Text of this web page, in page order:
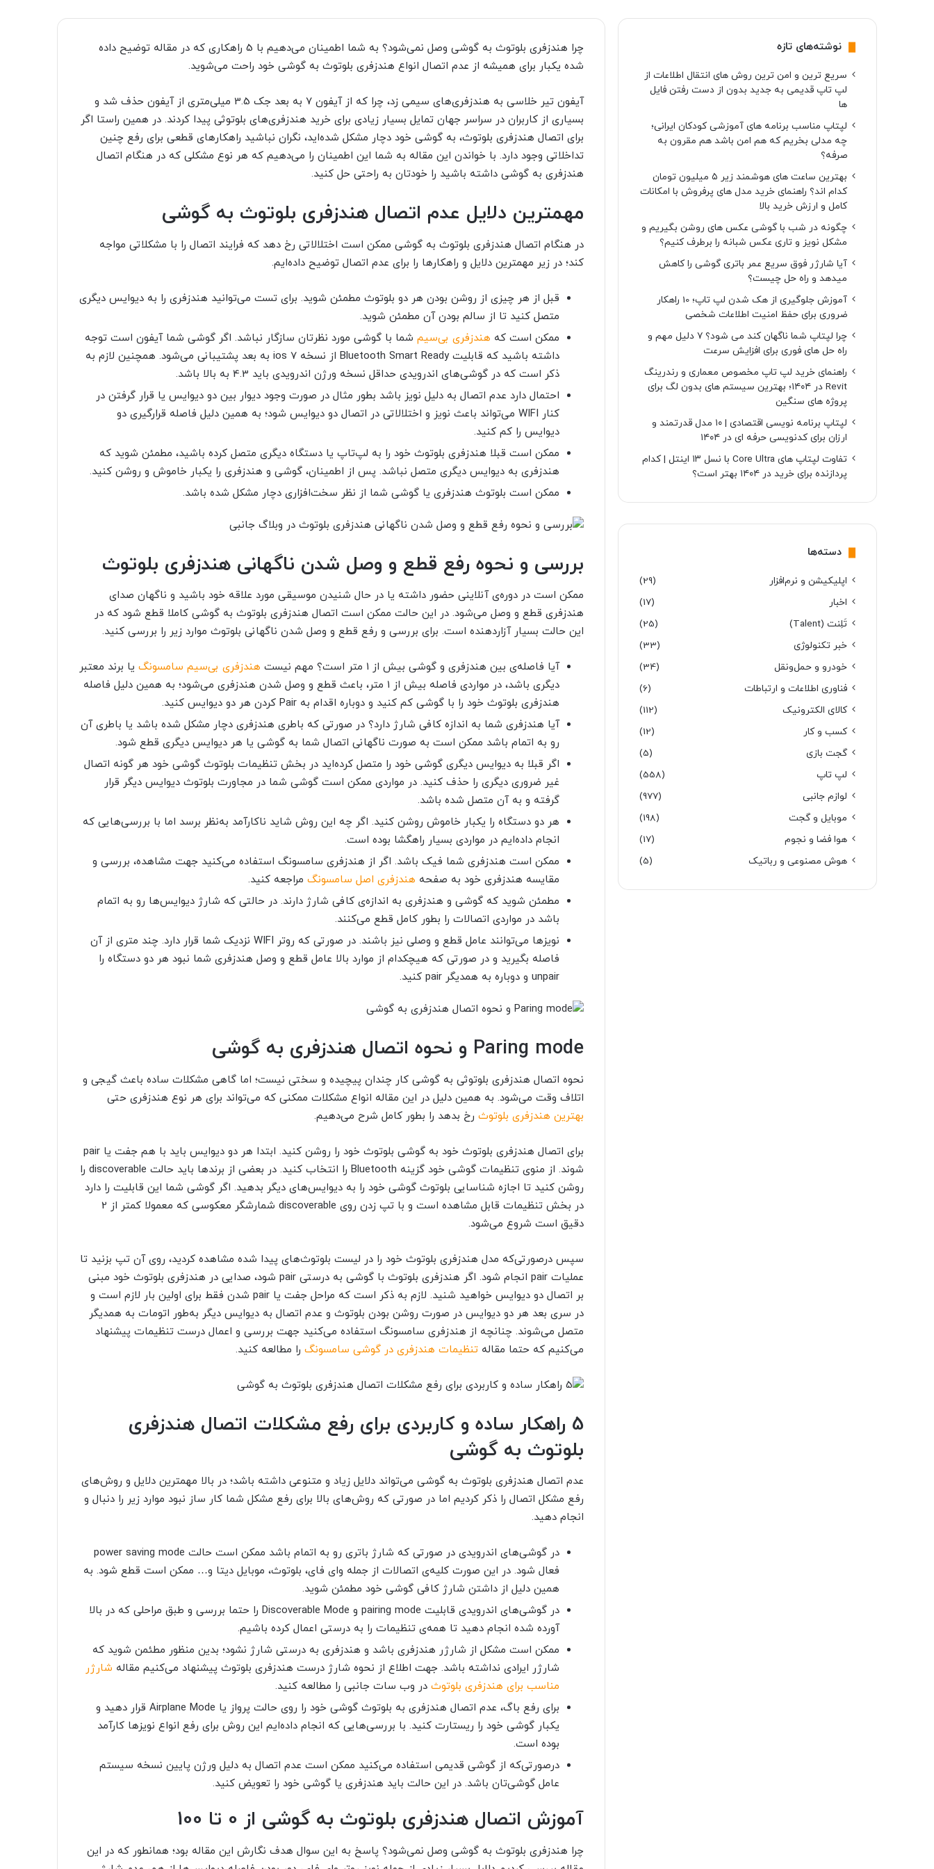
چرا هندزفری بلوتوث به گوشی وصل نمی‌شود؟ به شما اطمینان می‌دهیم با 5 راهکاری که در مقاله توضیح داده
شده یکبار برای همیشه از عدم اتصال انواع هندزفری بلوتوث به گوشی خود راحت می‌شوید.
آیفون تیر خلاسی به هندزفری‌های سیمی زد، چرا که از آیفون 7 به بعد جک 3.5 میلی‌متری از آیفون حذف شد و
بسیاری از کاربران در سراسر جهان تمایل بسیار زیادی برای خرید هندزفری‌های بلوتوثی پیدا کردند. در همین راستا اگر
برای اتصال هندزفری بلوتوث، به گوشی خود دچار مشکل شده‌اید، نگران نباشید راهکار‌های قطعی برای رفع چنین
تداخلاتی وجود دارد. با خواندن این مقاله به شما این اطمینان را می‌دهیم که هر نوع مشکلی که در هنگام اتصال
هندزفری به گوشی داشته باشید را خودتان به راحتی حل کنید.
مهمترین دلایل عدم اتصال هندزفری بلوتوث به گوشی
در هنگام اتصال هندزفری بلوتوث به گوشی ممکن است اختلالاتی رخ دهد که فرایند اتصال را با مشکلاتی مواجه
کند؛ در زیر مهمترین دلایل و راهکار‌ها را برای عدم اتصال توضیح داده‌ایم.
قبل از هر چیزی از روشن بودن هر دو بلوتوث مطمئن شوید. برای تست می‌توانید هندزفری را به دیوایس دیگری
متصل کنید تا از سالم بودن آن مطمئن شوید.
ممکن است که هندزفری بی‌سیم شما با گوشی مورد نظر‌تان سازگار نباشد. اگر گوشی شما آیفون است توجه
داشته باشید که قابلیتBluetooth Smart Ready از نسخهios 7 به بعد پشتیبانی می‌شود. همچنین لازم به
ذکر است که در گوشی‌های اندرویدی حداقل نسخه ورژن اندرویدی باید 4.3 به بالا باشد.
احتمال دارد عدم اتصال به دلیل نویز باشد بطور مثال در صورت وجود دیوار بین دو دیوایس یا قرار گرفتن در
کنار WIFI می‌تواند باعث نویز و اختلالاتی در اتصال دو دیوایس شود؛ به همین دلیل فاصله قرارگیری دو
دیوایس را کم کنید.
ممکن است قبلا هندزفری بلوتوث خود را به لپ‌تاپ یا دستگاه دیگری متصل کرده باشید، مطمئن شوید که
هندزفری به دیوایس دیگری متصل نباشد. پس از اطمینان، گوشی و هندزفری را یکبار خاموش و روشن کنید.
ممکن است بلوتوث هندزفری یا گوشی شما از نظر سخت‌افزاری دچار مشکل شده باشد.
بررسی و نحوه رفع قطع و وصل شدن ناگهانی هندزفری بلوتوث
ممکن است در دوره‌ی آنلاینی حضور داشته یا در حال شنیدن موسیقی مورد علاقه خود باشید و ناگهان صدای
هندزفری قطع و وصل می‌شود. در این حالت ممکن است اتصال هندزفری بلوتوث به گوشی کاملا قطع شود که در
این حالت بسیار آزاردهنده است. برای بررسی و رفع قطع و وصل شدن ناگهانی بلوتوث موارد زیر را بررسی کنید.
آیا فاصله‌ی بین هندزفری و گوشی بیش از 1 متر است؟ مهم نیست هندزفری بی‌سیم سامسونگ یا برند معتبر
دیگری باشد، در مواردی فاصله بیش از 1 متر، باعث قطع و وصل شدن هندزفری می‌شود؛ به همین دلیل فاصله
هندزفری بلوتوث خود را با گوشی کم کنید و دوباره اقدام به Pair
کردن هر دو دیوایس کنید.
آیا هندزفری شما به اندازه کافی شارژ دارد؟ در صورتی که باطری هندزفری دچار مشکل شده باشد یا باطری آن
رو به اتمام باشد ممکن است به صورت ناگهانی اتصال شما به گوشی یا هر دیوایس دیگری قطع شود.
اگر قبلا به دیوایس دیگری گوشی خود را متصل کرده‌اید در بخش تنظیمات بلوتوث گوشی خود هر گونه اتصال
غیر ضروری دیگری را حذف کنید. در مواردی ممکن است گوشی شما در مجاورت بلوتوث دیوایس دیگر قرار
گرفته و به آن متصل شده باشد.
هر دو دستگاه را یکبار خاموش روشن کنید. اگر چه این روش شاید ناکارآمد به‌نظر برسد اما با بررسی‌هایی که
انجام داده‌ایم در مواردی بسیار راهگشا بوده است.
ممکن است هندزفری شما فیک باشد. اگر از هندزفری سامسونگ استفاده می‌کنید جهت مشاهده، بررسی و
مقایسه هندزفری خود به صفحه هندزفری اصل سامسونگ مراجعه کنید.
مطمئن شوید که گوشی و هندزفری به اندازه‌ی کافی شارژ دارند. در حالتی که شارژ دیوایس‌ها رو به اتمام
باشد در مواردی اتصالات را بطور کامل قطع می‌کنند.
نویز‌ها می‌توانند عامل قطع و وصلی نیز باشند. در صورتی که روتر WIFI
نزدیک شما قرار دارد. چند متری از آن
فاصله بگیرید و در صورتی که هیچکدام از موارد بالا عامل قطع و وصل هندزفری شما نبود هر دو دستگاه را
unpair و دوباره به همدیگرpair کنید.
Paring mode و نحوه اتصال هندزفری به گوشی
نحوه اتصال هندزفری بلوتوثی به گوشی کار چندان پیچیده و سختی نیست؛ اما گاهی مشکلات ساده باعث گیجی و
اتلاف وقت می‌شود. به همین دلیل در این مقاله انواع مشکلات ممکنی که می‌تواند برای هر نوع هندزفری حتی
بهترین هندزفری بلوتوث رخ بدهد را بطور کامل شرح می‌دهیم.
برای اتصال هندزفری بلوتوث خود به گوشی بلوتوث خود را روشن کنید. ابتدا هر دو دیوایس باید با هم جفت یا pair
شوند. از منوی تنظیمات گوشی خود گزینه Bluetooth را انتخاب کنید. در بعضی از برند‌ها باید حالت discoverable را
روشن کنید تا اجازه شناسایی بلوتوث گوشی خود را به دیوایس‌های دیگر بدهید. اگر گوشی شما این قابلیت را دارد
در بخش تنظیمات قابل مشاهده است و با تپ زدن روی discoverable
شمارشگر معکوسی که معمولا کمتر از 2
دقیق است شروع می‌شود.
سپس درصورتی‌که مدل هندزفری بلوتوث خود را در لیست بلوتوث‌های پیدا شده مشاهده کردید، روی آن تپ بزنید تا
عملیات pair
انجام شود. اگر هندزفری بلوتوث با گوشی به درستیpair شود، صدایی در هندزفری بلوتوث خود مبنی
بر اتصال دو دیوایس خواهید شنید. لازم به ذکر است که مراحل جفت یاpair شدن فقط برای اولین بار لازم است و
در سری بعد هر دو دیوایس در صورت روشن بودن بلوتوث و عدم اتصال به دیوایس دیگر به‌طور اتومات به همدیگر
متصل می‌شوند. چنانچه از هندزفری سامسونگ استفاده می‌کنید جهت بررسی و اعمال درست تنظیمات پیشنهاد
می‌کنیم که حتما مقالهتنظیمات هندزفری در گوشی سامسونگ را مطالعه کنید.
5 راهکار ساده و کاربردی برای رفع مشکلات اتصال هندزفری
بلوتوث به گوشی
عدم اتصال هندزفری بلوتوث به گوشی می‌تواند دلایل زیاد و متنوعی داشته باشد؛ در بالا مهمترین دلایل و روش‌های
رفع مشکل اتصال را ذکر کردیم اما در صورتی که روش‌های بالا برای رفع مشکل شما کار ساز نبود موارد زیر را دنبال و
انجام دهید.
در گوشی‌های اندرویدی در صورتی که شارژ باتری رو به اتمام باشد ممکن است حالت power saving mode
فعال شود. در این صورت کلیه‌ی اتصالات از جمله وای فای، بلوتوث، موبایل دیتا و… ممکن است قطع شود. به
همین دلیل از داشتن شارژ کافی گوشی خود مطمئن شوید.
در گوشی‌های اندرویدی قابلیت pairing mode
و Discoverable Mode را حتما بررسی و طبق مراحلی که در بالا
آورده شده انجام دهید تا همه‌ی تنظیمات را به درستی اعمال کرده باشیم.
ممکن است مشکل از شارژر هندزفری باشد و هندزفری به درستی شارژ نشود؛ بدین منظور مطئمن شوید که
شارژر ایرادی نداشته باشد. جهت اطلاع از نحوه شارژ درست هندزفری بلوتوث پیشنهاد می‌کنیم مقاله شارژر
مناسب برای هندزفری بلوتوث در وب سات جانبی را مطالعه کنید.
برای رفع باگ، عدم اتصال هندزفری به بلوتوث گوشی خود را روی حالت پرواز یا Airplane Mode
قرار دهید و
یکبار گوشی خود را ریستارت کنید. با بررسی‌هایی که انجام داده‌ایم این روش برای رفع انواع نویز‌ها کارآمد
بوده است.
درصورتی‌که از گوشی قدیمی استفاده می‌کنید ممکن است عدم اتصال به دلیل ورژن پایین نسخه سیستم
عامل گوشی‌تان باشد. در این حالت باید هندزفری یا گوشی خود را تعویض کنید.
آموزش اتصال هندزفری بلوتوث به گوشی از 0 تا 100
چرا هندزفری بلوتوث به گوشی وصل نمی‌شود؟ پاسخ به این سوال هدف نگارش این مقاله بود؛ همانطور که در این
نوشته‌های تازه
سریع ترین و امن ترین روش های انتقال اطلاعات از
لپ تاپ قدیمی به جدید بدون از دست رفتن فایل
ها
لپتاپ مناسب برنامه های آموزشی کودکان ایرانی؛
چه مدلی بخریم که هم امن باشد هم مقرون به
صرفه؟
بهترین ساعت های هوشمند زیر ۵ میلیون تومان
کدام اند؟ راهنمای خرید مدل های پرفروش با امکانات
کامل و ارزش خرید بالا
چگونه در شب با گوشی عکس های روشن بگیریم و
مشکل نویز و تاری عکس شبانه را برطرف کنیم؟
آیا شارژر فوق سریع عمر باتری گوشی را کاهش
میدهد و راه حل چیست؟
آموزش جلوگیری از هک شدن لپ تاپ؛ 10 راهکار
ضروری برای حفظ امنیت اطلاعات شخصی
چرا لپتاپ شما ناگهان کند می شود؟ ۷ دلیل مهم و
راه حل های فوری برای افزایش سرعت
راهنمای خرید لپ تاپ مخصوص معماری و رندرینگ
Revit در ۱۴۰۴؛ بهترین سیستم های بدون لگ برای
پروژه های سنگین
لپتاپ برنامه نویسی اقتصادی | ۱۰ مدل قدرتمند و
ارزان برای کدنویسی حرفه ای در ۱۴۰۴
تفاوت لپتاپ های Core Ultra با نسل ۱۳ اینتل | کدام
پردازنده برای خرید در ۱۴۰۴ بهتر است؟
دسته‌ها
اپلیکیشن و نرم‌افزار
(29)
اخبار
(17)
تَلِنت (Talent)
(25)
خبر تکنولوژی
(33)
خودرو و حمل‌و‌نقل
(34)
فناوری اطلاعات و ارتباطات
(6)
کالای الکترونیک
(112)
کسب و کار
(12)
گجت بازی
(5)
لپ تاپ
(558)
لوازم جانبی
(977)
موبایل و گجت
(198)
هوا فضا و نجوم
(17)
هوش مصنوعی و رباتیک
(5)